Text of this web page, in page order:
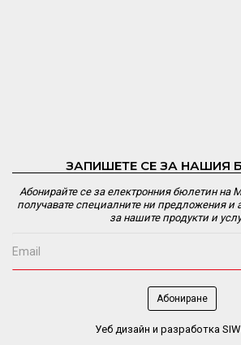
ЗАПИШЕТЕ СЕ ЗА НАШИЯ
Абонирайте се за електронния бюлетин на
получавате специалните ни предложения и
за нашите продукти и
Уеб дизайн и разработка